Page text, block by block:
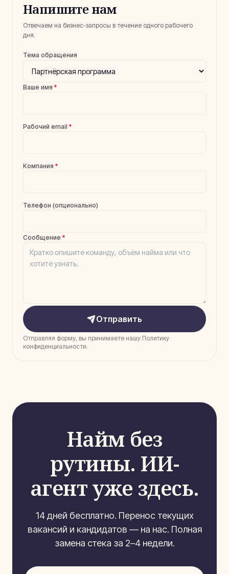
Напишите нам
Отвечаем на бизнес-запросы в течение одного рабочего
дня.
Тема обращения
Ваше имя *
Рабочий email *
Компания *
Телефон (опционально)
Сообщение *
Отправить
Отправляя форму, вы принимаете нашу Политику
конфиденциальности.
Найм без
рутины. ИИ-
агент уже здесь.
14 дней бесплатно. Перенос текущих
вакансий и кандидатов — на нас. Полная
замена стека за 2–4 недели.